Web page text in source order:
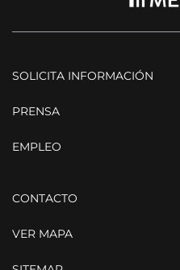
SOLICITA INFORMACIÓN
PRENSA
EMPLEO
CONTACTO
VER MAPA